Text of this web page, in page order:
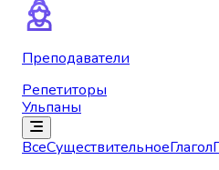
Преподаватели
Репетиторы
Ульпаны
ВсеСуществительноеГлагол